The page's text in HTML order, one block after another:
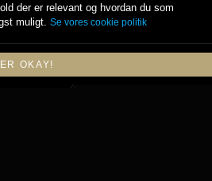
der er relevant og hvordan du som
muligt. Se vores cookie politik
OKAY!